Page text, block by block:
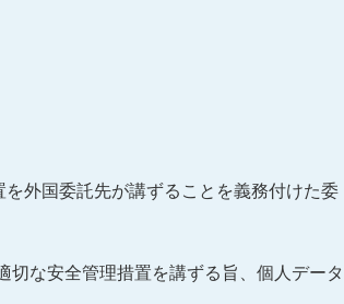
外国委託先が講ずることを義務付けた委
切な安全管理措置を講ずる旨、個人データ